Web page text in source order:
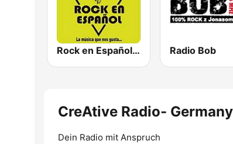
Rock en Español Radio Radio Bob
CreAtive Radio-
Dein Radio mit Anspruch